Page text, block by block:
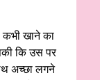
खाने का
कि उस पर
अच्छा लगने